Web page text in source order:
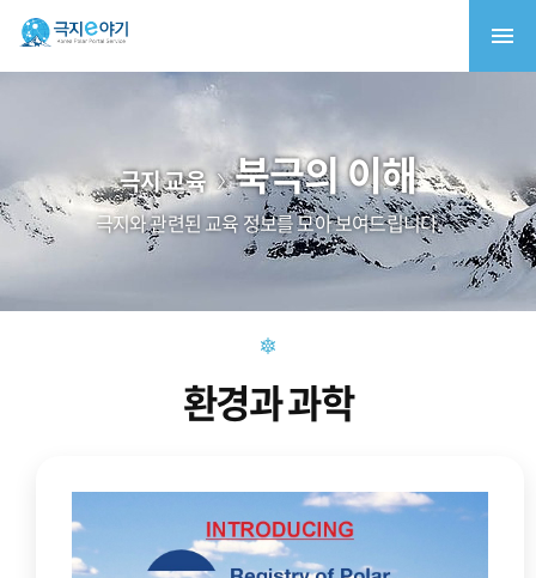
극지 교육 북극의 이해
극지와 관련된 교육 정보를 모아 보여드립니다.
환경과 과학